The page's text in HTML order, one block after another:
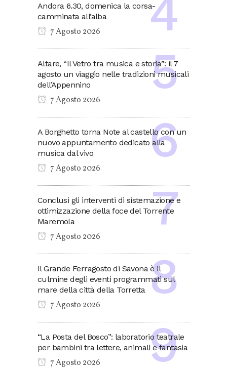
Andora 6.30, domenica la corsa-
camminata all’alba
7 Agosto 2026
Altare, “Il Vetro tra musica e storia”: il 7
agosto un viaggio nelle tradizioni musicali
dell’Appennino
7 Agosto 2026
A Borghetto torna Note al castello con un
nuovo appuntamento dedicato alla
musica dal vivo
7 Agosto 2026
Conclusi gli interventi di sistemazione e
ottimizzazione della foce del Torrente
Maremola
7 Agosto 2026
Il Grande Ferragosto di Savona è il
culmine degli eventi programmati sul
mare della città della Torretta
7 Agosto 2026
“La Posta del Bosco”: laboratorio teatrale
per bambini tra lettere, animali e fantasia
7 Agosto 2026